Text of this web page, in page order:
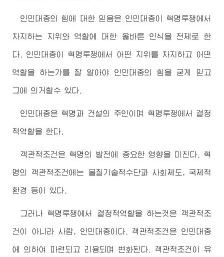
인민대중의 힘에 대한 믿음은 인민대중이 혁명투쟁에서
차지하는 지위와 역할에 대한 옳바른 인식을 전제로 한
다. 인민대중이 혁명투쟁에서 어떤 지위를 차지하고 어떤
역할을 하는가를 잘 알아야 인민대중의 힘을 굳게 믿고
그에 의거할수 있다.
인민대중은 혁명과 건설의 주인이며 혁명투쟁에서 결정
적역할을 한다.
객관적조건은 혁명의 발전에 중요한 영향을 미친다. 혁
명의 객관적조건에는 물질기술적수단과 사회제도, 국제적
환경 등이 있다.
그러나 혁명투쟁에서 결정적역할을 하는것은 객관적조
건이 아니라 사람, 인민대중이다. 객관적조건은 인민대중
에 의하여 마련되고 리용되며 변화된다. 객관적조건이 유